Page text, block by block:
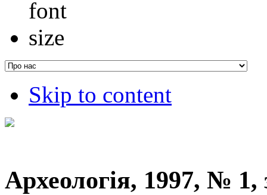
Skip to content
Археологія, 1997, № 1,